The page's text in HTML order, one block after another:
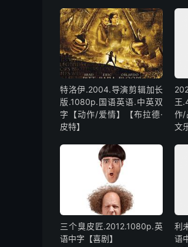
特洛伊.2004.导演剪辑加长
版.1080p.国语英语.中英双
字【动作/爱情】【布拉德·
皮特】
王
作/
文
三个臭皮匠.2012.1080p.英
语中字【喜剧】
利
语